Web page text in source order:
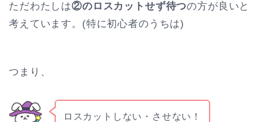
ただわたしは②のロスカットせず待つの方が良いと
考えています。(特に初心者のうちは)
つまり、
ロスカットしない・させない！